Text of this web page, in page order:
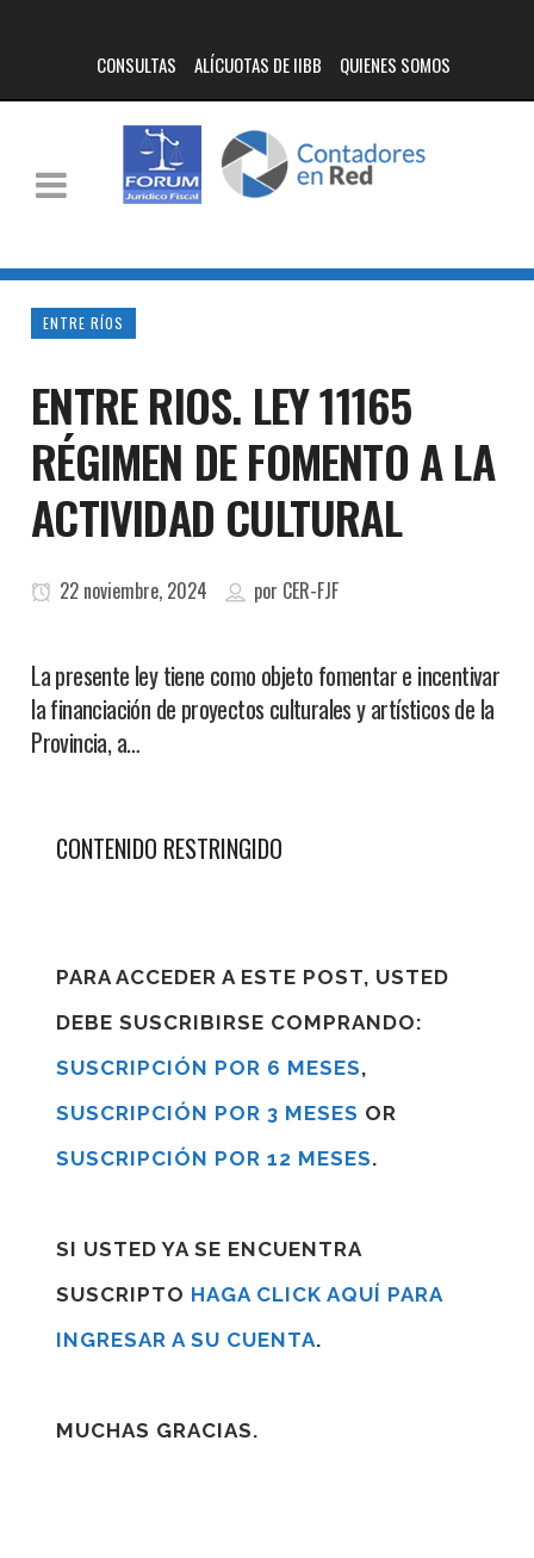
CONSULTAS ALÍCUOTAS DE IIBB QUIENES SOMOS
ENTRE RÍOS
ENTRE RIOS. LEY 11165
RÉGIMEN DE FOMENTO A LA
ACTIVIDAD CULTURAL
22 noviembre, 2024 por CER-FJF
La presente ley tiene como objeto fomentar e incentivar
la financiación de proyectos culturales y artísticos de la
Provincia, a…
CONTENIDO RESTRINGIDO
PARA ACCEDER A ESTE POST, USTED
DEBE SUSCRIBIRSE COMPRANDO:
SUSCRIPCIÓN POR 6 MESES,
SUSCRIPCIÓN POR 3 MESES OR
SUSCRIPCIÓN POR 12 MESES.
SI USTED YA SE ENCUENTRA
SUSCRIPTO HAGA CLICK AQUÍ PARA
INGRESAR A SU CUENTA.
MUCHAS GRACIAS.